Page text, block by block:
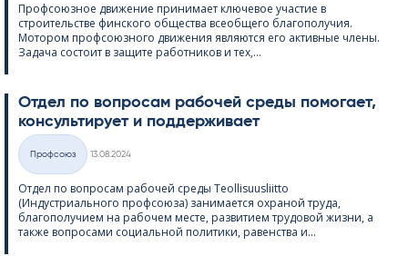
Профсоюзное движение принимает ключевое участие в
строительстве финского общества всеобщего благополучия.
Мотором профсоюзного движения являются его активные члены.
Задача состоит в защите работников и тех,...
Отдел по вопросам рабочей среды помогает,
консультирует и поддерживает
Категории
Профсоюз
13.08.2024
Отдел по вопросам рабочей среды Teol­li­suus­liitto
(Индустриального профсоюза) занимается охраной труда,
благополучием на рабочем месте, развитием трудовой жизни, а
также вопросами социальной политики, равенства и...